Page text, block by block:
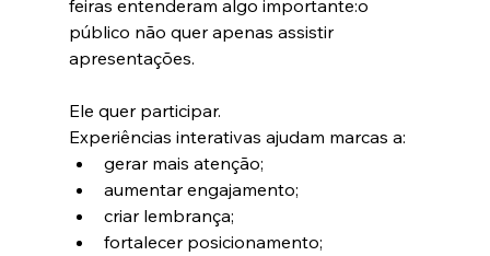
feiras entenderam algo importante:o
público não quer apenas assistir
apresentações.
Ele quer participar.
Experiências interativas ajudam marcas a:
gerar mais atenção;
aumentar engajamento;
criar lembrança;
fortalecer posicionamento;